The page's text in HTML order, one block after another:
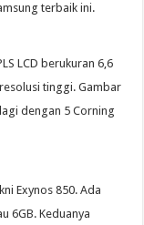
terbaik ini.
LCD berukuran 6,6
tinggi. Gambar
dengan 5 Corning
Exynos 850. Ada
6GB. Keduanya